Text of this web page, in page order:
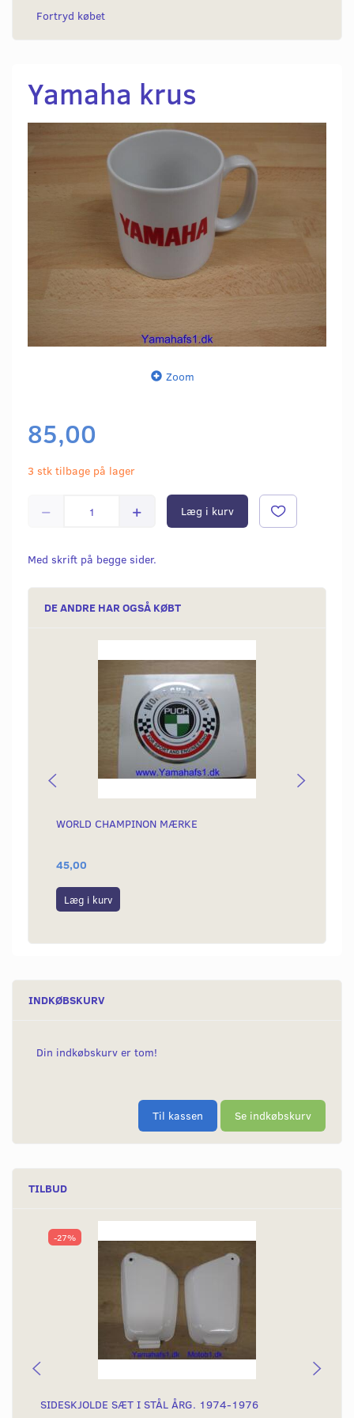
Fortryd købet
Yamaha krus
Zoom
85,00
3 stk tilbage på lager
Læg i kurv
Med skrift på begge sider.
DE ANDRE HAR OGSÅ KØBT
WORLD CHAMPINON MÆRKE
45,00
Læg i kurv
INDKØBSKURV
Din indkøbskurv er tom!
Til kassen Se indkøbskurv
TILBUD
-27%
SIDESKJOLDE SÆT I STÅL ÅRG. 1974-1976